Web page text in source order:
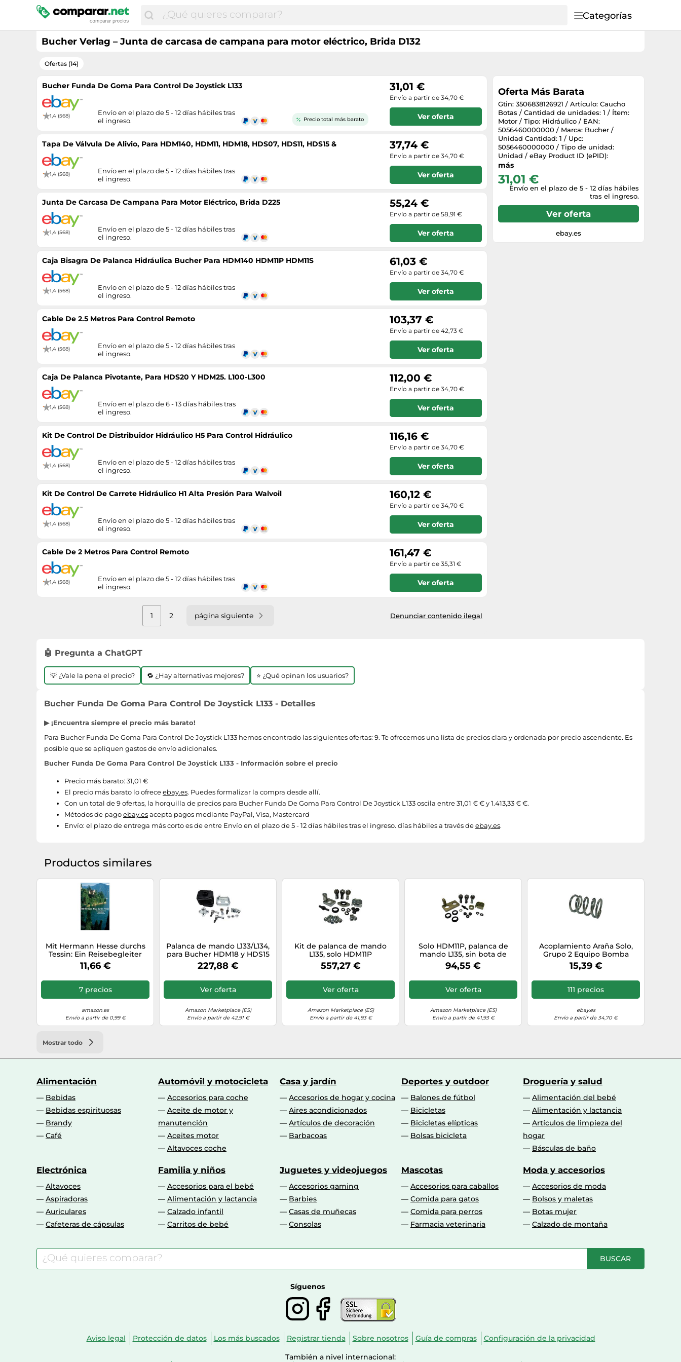
Categorías
Bucher Verlag – Junta de carcasa de campana para motor eléctrico, Brida D132
Ofertas (14)
Bucher Funda De Goma Para Control De Joystick L133
1,4 (568)
Precio total más barato
Envío en el plazo de 5 - 12 días hábiles tras
el ingreso.
31,01 €
Envío a partir de 34,70 €
Ver oferta
Tapa De Válvula De Alivio, Para HDM140, HDM11, HDM18, HDS07, HDS11, HDS15 &
1,4 (568)
Envío en el plazo de 5 - 12 días hábiles tras
el ingreso.
37,74 €
Envío a partir de 34,70 €
Ver oferta
Junta De Carcasa De Campana Para Motor Eléctrico, Brida D225
1,4 (568)
Envío en el plazo de 5 - 12 días hábiles tras
el ingreso.
55,24 €
Envío a partir de 58,91 €
Ver oferta
Caja Bisagra De Palanca Hidráulica Bucher Para HDM140 HDM11P HDM11S
1,4 (568)
Envío en el plazo de 5 - 12 días hábiles tras
el ingreso.
61,03 €
Envío a partir de 34,70 €
Ver oferta
Cable De 2.5 Metros Para Control Remoto
1,4 (568)
Envío en el plazo de 5 - 12 días hábiles tras
el ingreso.
103,37 €
Envío a partir de 42,73 €
Ver oferta
Caja De Palanca Pivotante, Para HDS20 Y HDM25. L100-L300
1,4 (568)
Envío en el plazo de 6 - 13 días hábiles tras
el ingreso.
112,00 €
Envío a partir de 34,70 €
Ver oferta
Kit De Control De Distribuidor Hidráulico H5 Para Control Hidráulico
1,4 (568)
Envío en el plazo de 5 - 12 días hábiles tras
el ingreso.
116,16 €
Envío a partir de 34,70 €
Ver oferta
Kit De Control De Carrete Hidráulico H1 Alta Presión Para Walvoil
1,4 (568)
Envío en el plazo de 5 - 12 días hábiles tras
el ingreso.
160,12 €
Envío a partir de 34,70 €
Ver oferta
Cable De 2 Metros Para Control Remoto
1,4 (568)
Envío en el plazo de 5 - 12 días hábiles tras
el ingreso.
161,47 €
Envío a partir de 35,31 €
Ver oferta
1 2 página siguiente Denunciar contenido ilegal
Oferta Más Barata
Gtin: 3506838126921 / Artículo: Caucho
Botas / Cantidad de unidades: 1 / Ítem:
Motor / Tipo: Hidráulico / EAN:
5056460000000 / Marca: Bucher /
Unidad Cantidad: 1 / Upc:
5056460000000 / Tipo de unidad:
Unidad / eBay Product ID (ePID):
1081098220 / Código de artículo del
más
31,01 €
Envío en el plazo de 5 - 12 días hábiles
tras el ingreso.
Ver oferta
ebay.es
🤖 Pregunta a ChatGPT
💡 ¿Vale la pena el precio? 🔁 ¿Hay alternativas mejores? ⭐ ¿Qué opinan los usuarios?
Bucher Funda De Goma Para Control De Joystick L133 - Detalles
▶ ¡Encuentra siempre el precio más barato!
Para Bucher Funda De Goma Para Control De Joystick L133 hemos encontrado las siguientes ofertas: 9. Te ofrecemos una lista de precios clara y ordenada por precio ascendente. Es
posible que se apliquen gastos de envío adicionales.
Bucher Funda De Goma Para Control De Joystick L133 - Información sobre el precio
Precio más barato: 31,01 €
El precio más barato lo ofreceebay.es. Puedes formalizar la compra desde allí.
Con un total de 9 ofertas, la horquilla de precios para Bucher Funda De Goma Para Control De Joystick L133 oscila entre 31,01 € € y 1.413,33 € €.
Métodos de pagoebay.esacepta pagos mediante PayPal, Visa, Mastercard
Envío: el plazo de entrega más corto es de entre Envío en el plazo de 5 - 12 días hábiles tras el ingreso. días hábiles a través deebay.es.
Productos similares
Mit Hermann Hesse durchs
Tessin: Ein Reisebegleiter
von Regina Bucher: 3609
11,66 €
7 precios
amazon.es
Envío a partir de 0,99 €
Palanca de mando L133/L134,
para Bucher HDM18 y HDS15
227,88 €
Ver oferta
Amazon Marketplace (ES)
Envío a partir de 42,91 €
Kit de palanca de mando
L135, solo HDM11P
557,27 €
Ver oferta
Amazon Marketplace (ES)
Envío a partir de 41,93 €
Solo HDM11P, palanca de
mando L135, sin bota de
goma
94,55 €
Ver oferta
Amazon Marketplace (ES)
Envío a partir de 41,93 €
Acoplamiento Araña Solo,
Grupo 2 Equipo Bomba
,0.25Kw-4Kw, Motor Eléctrico
Marco
15,39 €
111 precios
ebay.es
Envío a partir de 34,70 €
Mostrar todo
Alimentación
Bebidas
Bebidas espirituosas
Brandy
Café
Automóvil y motocicleta
Accesorios para coche
Aceite de motor y
manutención
Aceites motor
Altavoces coche
Casa y jardín
Accesorios de hogar y cocina
Aires acondicionados
Artículos de decoración
Barbacoas
Deportes y outdoor
Balones de fútbol
Bicicletas
Bicicletas elípticas
Bolsas bicicleta
Droguería y salud
Alimentación del bebé
Alimentación y lactancia
Artículos de limpieza del
hogar
Básculas de baño
Electrónica
Altavoces
Aspiradoras
Auriculares
Cafeteras de cápsulas
Familia y niños
Accesorios para el bebé
Alimentación y lactancia
Calzado infantil
Carritos de bebé
Juguetes y videojuegos
Accesorios gaming
Barbies
Casas de muñecas
Consolas
Mascotas
Accesorios para caballos
Comida para gatos
Comida para perros
Farmacia veterinaria
Moda y accesorios
Accesorios de moda
Bolsos y maletas
Botas mujer
Calzado de montaña
BUSCAR
Síguenos
Aviso legal Protección de datos Los más buscados Registrar tienda Sobre nosotros Guía de compras Configuración de la privacidad
También a nivel internacional: